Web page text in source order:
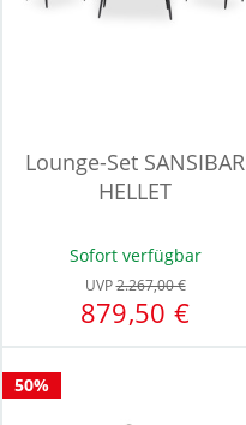
Lounge-Set SANSIBAR
HELLET
Sofort verfügbar
UVP2.267,00 €
879,50 €
50%